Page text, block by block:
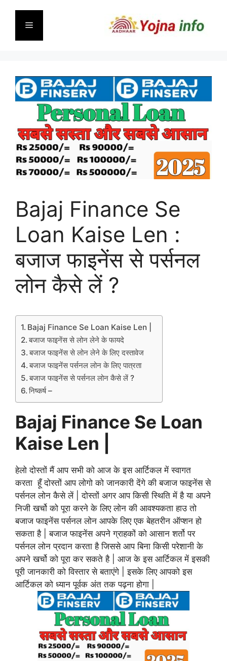
content
Menu
Bajaj Finance Se
Loan Kaise Len :
बजाज फाइनेंस से पर्सनल
लोन कैसे लें ?
Bajaj Finance Se Loan Kaise Len |
बजाज फाइनेंस से लोन लेने के फायदे
बजाज फाइनेंस से लोन लेने के लिए दस्तावेज
बजाज फाइनेंस पर्सनल लोन के लिए पात्रता
बजाज फाइनेंस से पर्सनल लोन कैसे लें ?
निष्कर्ष –
Bajaj Finance Se Loan
Kaise Len |
हेलो दोस्तों मैं आप सभी को आज के इस आर्टिकल में स्वागत
करता हूँ दोस्तों आप लोगो को जानकारी देंगे की बजाज फाइनेंस से
पर्सनल लोन कैसे लें | दोस्तों अगर आप किसी स्थिति में है या अपने
निजी खर्चो को पूरा करने के लिए लोन की आवश्यकता हाउ तो
बजाज फाइनेंस पर्सनल लोन आपके लिए एक बेहतरीन ऑप्शन हो
सकता है | बजाज फाइनेंस अपने ग्राहकों को आसान शर्तो पर
पर्सनल लोन प्रदान करता है जिससे आप बिना किसी परेशानी के
अपने खर्चो को पूरा कर सकते है | आज के इस आर्टिकल में इसकी
पूरी जानकारी को विस्तार से बताएंगे | इसके लिए आपको इस
आर्टिकल को ध्यान पूर्वक अंत तक पढ़ना होगा |